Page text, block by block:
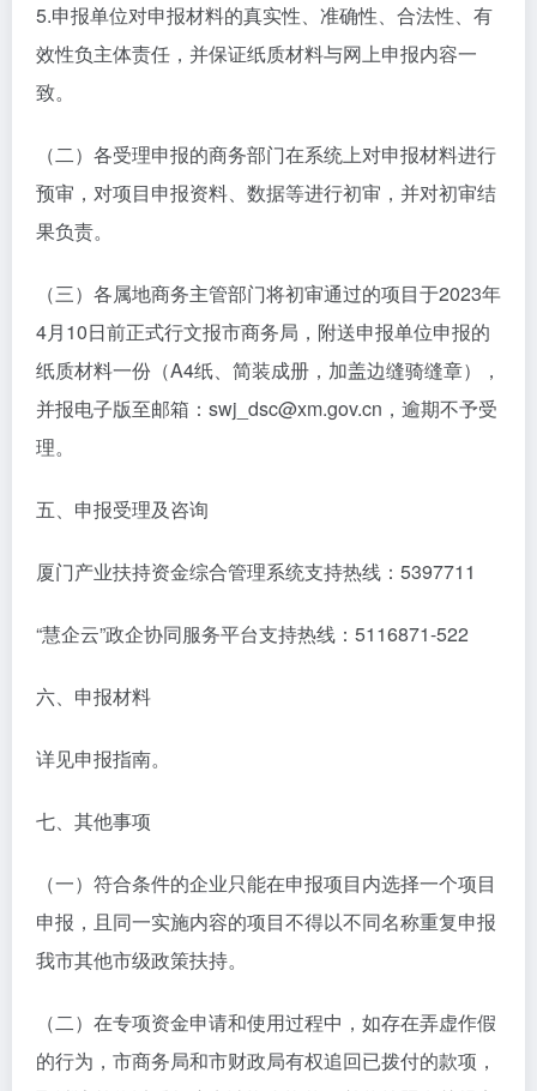
5.申报单位对申报材料的真实性、准确性、合法性、有
效性负主体责任，并保证纸质材料与网上申报内容一
致。
（二）各受理申报的商务部门在系统上对申报材料进行
预审，对项目申报资料、数据等进行初审，并对初审结
果负责。
（三）各属地商务主管部门将初审通过的项目于2023年
4月10日前正式行文报市商务局，附送申报单位申报的
纸质材料一份（A4纸、简装成册，加盖边缝骑缝章），
并报电子版至邮箱：swj_dsc@xm.gov.cn，逾期不予受
理。
五、申报受理及咨询
厦门产业扶持资金综合管理系统支持热线：5397711
“慧企云”政企协同服务平台支持热线：5116871-522
六、申报材料
详见申报指南。
七、其他事项
（一）符合条件的企业只能在申报项目内选择一个项目
申报，且同一实施内容的项目不得以不同名称重复申报
我市其他市级政策扶持。
（二）在专项资金申请和使用过程中，如存在弄虚作假
的行为，市商务局和市财政局有权追回已拨付的款项，